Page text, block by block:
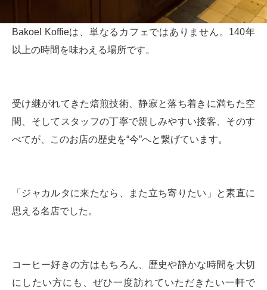
Bakoel Koffieは、単なるカフェではありません。140年
以上の時間を味わえる場所です。
受け継がれてきた焙煎技術、静寂と落ち着きに満ちた空
間、そしてスタッフの丁寧で親しみやすい接客、そのす
べてが、このお店の歴史を“今”へと繋げています。
「ジャカルタに来たなら、また立ち寄りたい」と素直に
思える名店でした。
コーヒー好きの方はもちろん、歴史や静かな時間を大切
にしたい方にも、ぜひ一度訪れていただきたい一軒で